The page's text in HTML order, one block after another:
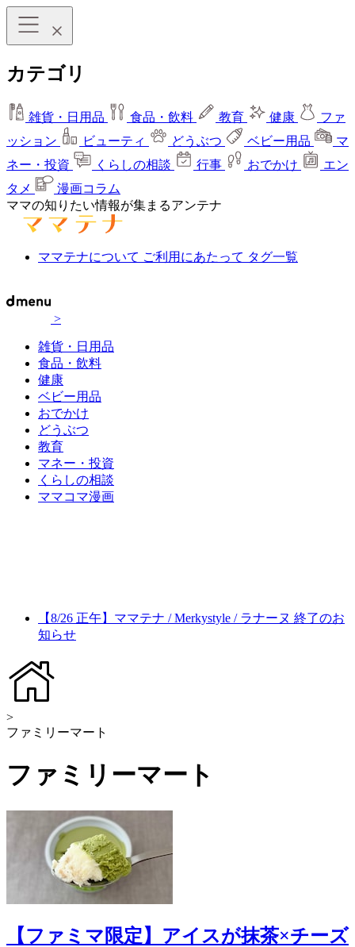
カテゴリ
雑貨・日用品 食品・飲料 教育 健康
ファ
ッション
ビューティ どうぶつ ベビー用品
マ
ネー・投資
くらしの相談 行事 おでかけ
エン
タメ
漫画コラム
ママの知りたい情報が集まるアンテナ
ママテナについて ご利用にあたって タグ一覧
>
雑貨・日用品
食品・飲料
健康
ベビー用品
おでかけ
どうぶつ
教育
マネー・投資
くらしの相談
ママコマ漫画
【8/26 正午】ママテナ / Merkystyle / ラナーヌ 終了のお
知らせ
>
ファミリーマート
ファミリーマート
【ファミマ限定】アイスが抹茶×チーズ